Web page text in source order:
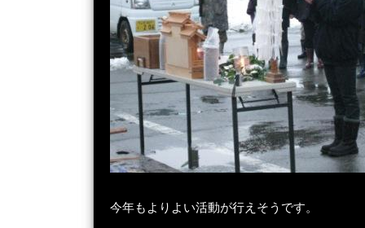
今年もよりよい活動が行えそうです。